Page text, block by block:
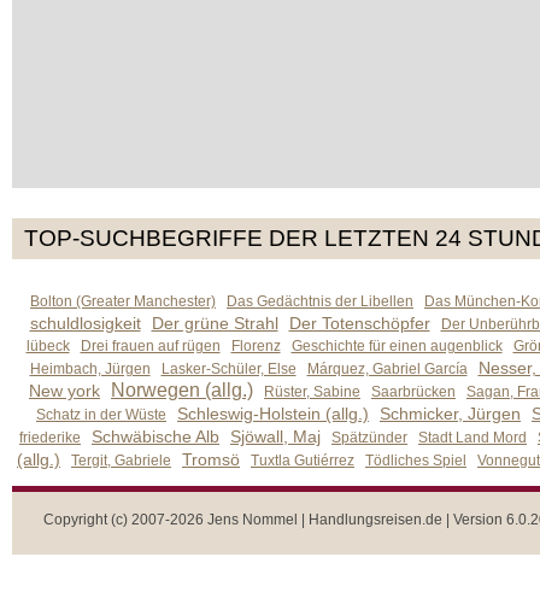
TOP-SUCHBEGRIFFE DER LETZTEN 24
Bolton (Greater Manchester) Das Gedächtnis der Libellen Das München-
schuldlosigkeit Der grüne Strahl Der Totenschöpfer
Der
lübeck
Drei frauen auf rügen Florenz Geschichte für einen augenblick
Heimbach, Jürgen
Lasker-Schüler, Else Márquez, Gabriel García
New york
Norwegen (allg.) Rüster, Sabine Saarbrücken
Sagan,
Schatz in der Wüste
Schleswig-Holstein (allg.) Schmicker, Jürgen
friederike Schwäbische Alb Sjöwall, Maj Spätzünder Stadt Land Mord
(allg.) Tergit, Gabriele Tromsö Tuxtla Gutiérrez Tödliches Spiel
Copyright (c) 2007-2026 Jens Nommel | Handlungsreisen.de | Version